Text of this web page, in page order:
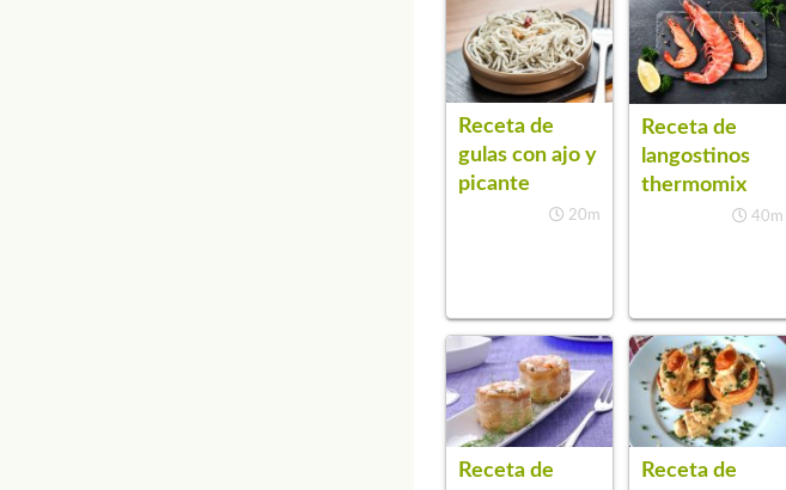
Receta de
gulas con ajo y
picante
20m
Receta de
langostinos
thermomix
40m
Receta de
Receta de